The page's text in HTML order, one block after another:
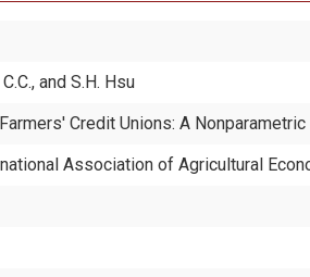
and S.H. Hsu
Credit Unions: A
Association of Agricultural